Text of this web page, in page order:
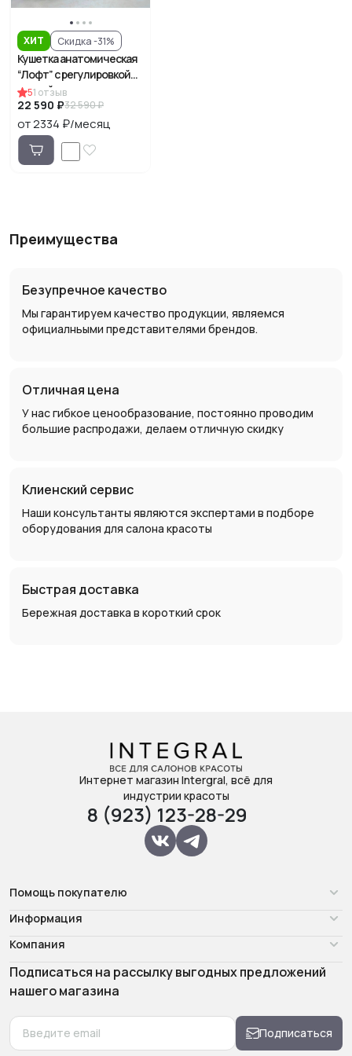
ХИТ Скидка -31%
Кушетка анатомическая
“Лофт” с регулировкой
секций. велюр, кожа
51 отзыв
22 590 ₽32 590 ₽
от 2334 ₽/месяц
Преимущества
Безупречное качество
Мы гарантируем качество продукции, являемся
официалньыми представителями брендов.
Отличная цена
У нас гибкое ценообразование, постоянно проводим
большие распродажи, делаем отличную скидку
Клиенский сервис
Наши консультанты являются экспертами в подборе
оборудования для салона красоты
Быстрая доставка
Бережная доставка в короткий срок
Интернет магазин Intergral, всё для
индустрии красоты
8 (923) 123-28-29
Помощь покупателю
Информация
Компания
Подписаться на рассылку выгодных предложений
нашего магазина
Подписаться